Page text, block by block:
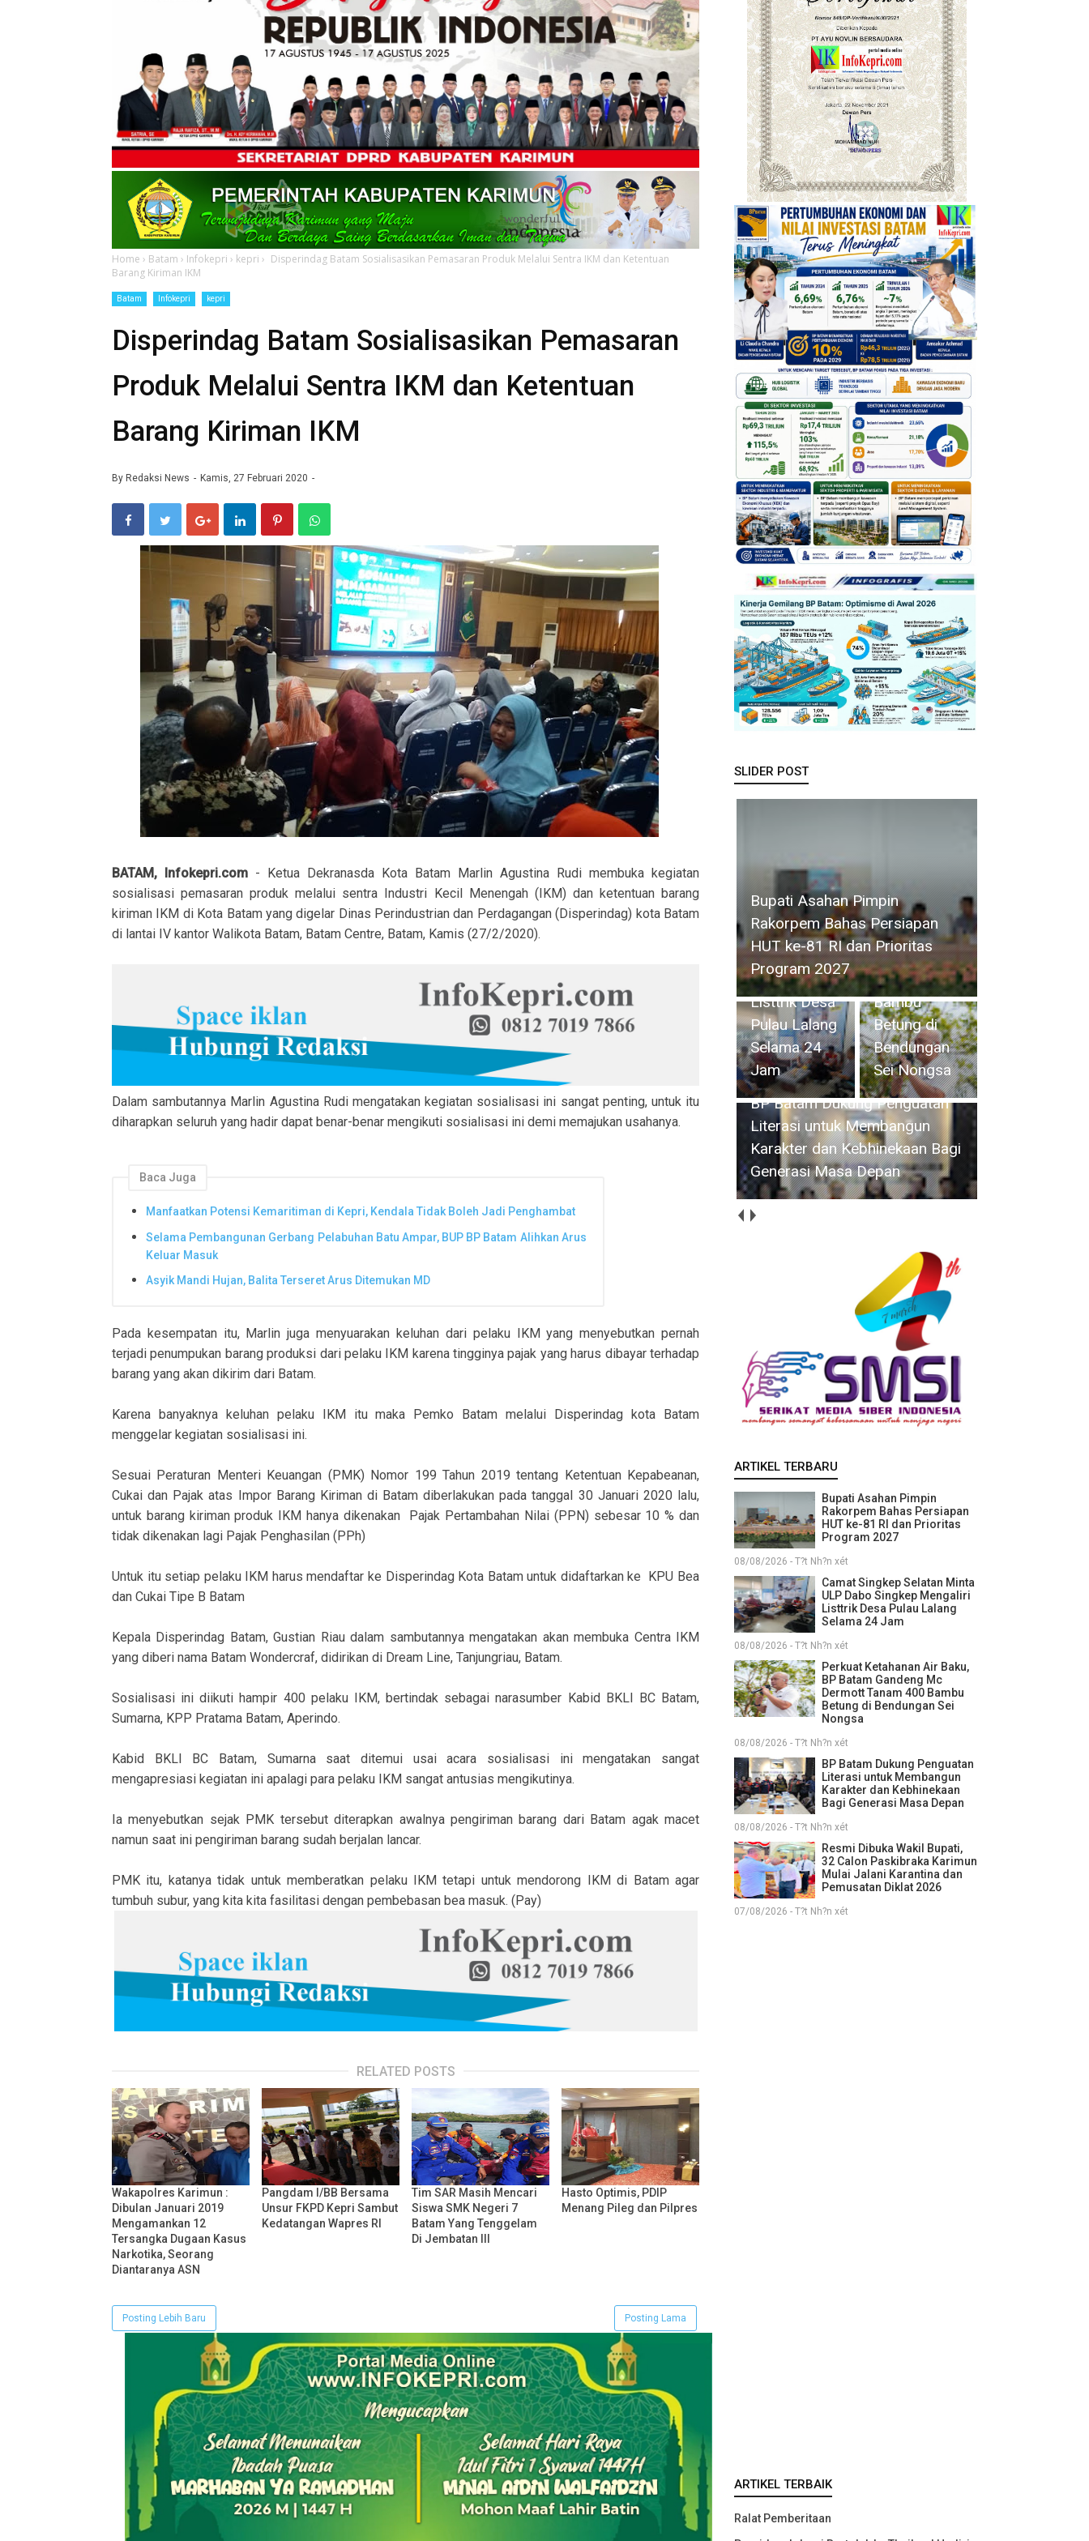
Home › Batam › Infokepri › kepri › Disperindag Batam Sosialisasikan Pemasaran Produk Melalui Sentra IKM dan Ketentuan
Barang Kiriman IKM
Batam Infokepri kepri
Disperindag Batam Sosialisasikan Pemasaran
Produk Melalui Sentra IKM dan Ketentuan
Barang Kiriman IKM
By Redaksi News Kamis, 27 Februari 2020
BATAM, Infokepri.com - Ketua Dekranasda Kota Batam Marlin Agustina Rudi membuka kegiatan
sosialisasi pemasaran produk melalui sentra Industri Kecil Menengah (IKM) dan ketentuan barang
kiriman IKM di Kota Batam yang digelar Dinas Perindustrian dan Perdagangan (Disperindag) kota Batam
di lantai IV kantor Walikota Batam, Batam Centre, Batam, Kamis (27/2/2020).
Dalam sambutannya Marlin Agustina Rudi mengatakan kegiatan sosialisasi ini sangat penting, untuk itu
diharapkan seluruh yang hadir dapat benar-benar mengikuti sosialisasi ini demi memajukan usahanya.
Baca Juga
Manfaatkan Potensi Kemaritiman di Kepri, Kendala Tidak Boleh Jadi Penghambat
Selama Pembangunan Gerbang Pelabuhan Batu Ampar, BUP BP Batam Alihkan Arus
Keluar Masuk
Asyik Mandi Hujan, Balita Terseret Arus Ditemukan MD
Pada kesempatan itu, Marlin juga menyuarakan keluhan dari pelaku IKM yang menyebutkan pernah
terjadi penumpukan barang produksi dari pelaku IKM karena tingginya pajak yang harus dibayar terhadap
barang yang akan dikirim dari Batam.
Karena banyaknya keluhan pelaku IKM itu maka Pemko Batam melalui Disperindag kota Batam
menggelar kegiatan sosialisasi ini.
Sesuai Peraturan Menteri Keuangan (PMK) Nomor 199 Tahun 2019 tentang Ketentuan Kepabeanan,
Cukai dan Pajak atas Impor Barang Kiriman di Batam diberlakukan pada tanggal 30 Januari 2020 lalu,
untuk barang kiriman produk IKM hanya dikenakan Pajak Pertambahan Nilai (PPN) sebesar 10 % dan
tidak dikenakan lagi Pajak Penghasilan (PPh)
Untuk itu setiap pelaku IKM harus mendaftar ke Disperindag Kota Batam untuk didaftarkan ke KPU Bea
dan Cukai Tipe B Batam
Kepala Disperindag Batam, Gustian Riau dalam sambutannya mengatakan akan membuka Centra IKM
yang diberi nama Batam Wondercraf, didirikan di Dream Line, Tanjungriau, Batam.
Sosialisasi ini diikuti hampir 400 pelaku IKM, bertindak sebagai narasumber Kabid BKLI BC Batam,
Sumarna, KPP Pratama Batam, Aperindo.
Kabid BKLI BC Batam, Sumarna saat ditemui usai acara sosialisasi ini mengatakan sangat
mengapresiasi kegiatan ini apalagi para pelaku IKM sangat antusias mengikutinya.
Ia menyebutkan sejak PMK tersebut diterapkan awalnya pengiriman barang dari Batam agak macet
namun saat ini pengiriman barang sudah berjalan lancar.
PMK itu, katanya tidak untuk memberatkan pelaku IKM tetapi untuk mendorong IKM di Batam agar
tumbuh subur, yang kita kita fasilitasi dengan pembebasan bea masuk. (Pay)
RELATED POSTS
Wakapolres Karimun :
Dibulan Januari 2019
Mengamankan 12
Tersangka Dugaan Kasus
Narkotika, Seorang
Diantaranya ASN
Pangdam I/BB Bersama
Unsur FKPD Kepri Sambut
Kedatangan Wapres RI
Tim SAR Masih Mencari
Siswa SMK Negeri 7
Batam Yang Tenggelam
Di Jembatan III
Hasto Optimis, PDIP
Menang Pileg dan Pilpres
Posting Lebih Baru Posting Lama
SLIDER POST
Bupati Asahan Pimpin
Rakorpem Bahas Persiapan
HUT ke-81 RI dan Prioritas
Program 2027
Singkep
Minta ULP
Dabo
Singkep
Mengaliri
Listtrik Desa
Pulau Lalang
Selama 24
Jam
Air Baku, BP
Batam
Gandeng Mc
Dermott
Tanam 400
Bambu
Betung di
Bendungan
Sei Nongsa
BP Batam Dukung Penguatan
Literasi untuk Membangun
Karakter dan Kebhinekaan Bagi
Generasi Masa Depan
ARTIKEL TERBARU
Bupati Asahan Pimpin
Rakorpem Bahas Persiapan
HUT ke-81 RI dan Prioritas
Program 2027
08/08/2026 - T?t Nh?n xét
Camat Singkep Selatan Minta
ULP Dabo Singkep Mengaliri
Listtrik Desa Pulau Lalang
Selama 24 Jam
08/08/2026 - T?t Nh?n xét
Perkuat Ketahanan Air Baku,
BP Batam Gandeng Mc
Dermott Tanam 400 Bambu
Betung di Bendungan Sei
Nongsa
08/08/2026 - T?t Nh?n xét
BP Batam Dukung Penguatan
Literasi untuk Membangun
Karakter dan Kebhinekaan
Bagi Generasi Masa Depan
08/08/2026 - T?t Nh?n xét
Resmi Dibuka Wakil Bupati,
32 Calon Paskibraka Karimun
Mulai Jalani Karantina dan
Pemusatan Diklat 2026
07/08/2026 - T?t Nh?n xét
ARTIKEL TERBAIK
Ralat Pemberitaan